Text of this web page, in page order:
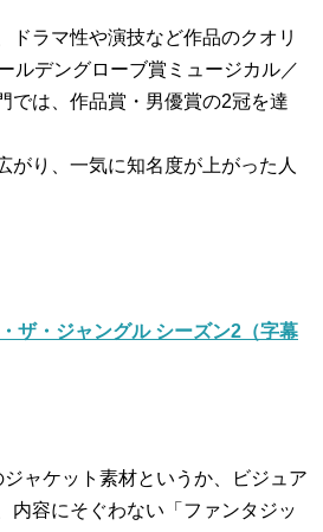
ドラマ性や演技など作品のクオリ
ルデングローブ賞ミュージカル／
では、作品賞・男優賞の2冠を達
がり、一気に知名度が上がった人
ザ・ジャングル シーズン2（字幕
ャケット素材というか、ビジュア
内容にそぐわない「ファンタジッ